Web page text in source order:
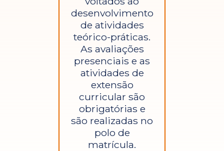
desenvolvimento
de atividades
teórico-práticas.
As avaliações
presenciais e as
atividades de
extensão
curricular são
obrigatórias e
são realizadas no
polo de
matrícula.